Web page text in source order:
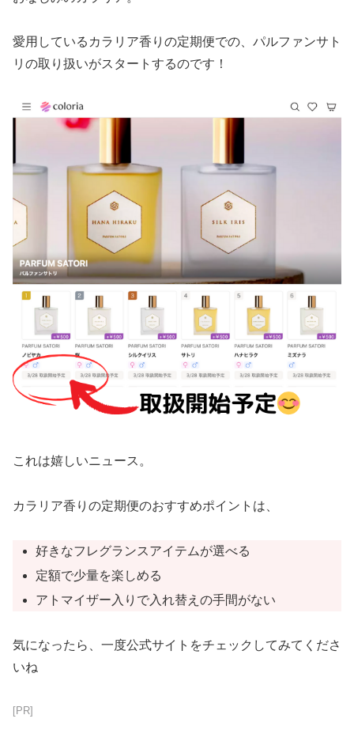
愛用しているカラリア香りの定期便での、パルファンサト
リの取り扱いがスタートするのです！
これは嬉しいニュース。
カラリア香りの定期便のおすすめポイントは、
好きなフレグランスアイテムが選べる
定額で少量を楽しめる
アトマイザー入りで入れ替えの手間がない
気になったら、一度公式サイトをチェックしてみてくださ
いね
[PR]